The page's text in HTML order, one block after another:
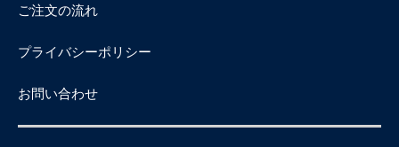
ご注文の流れ
プライバシーポリシー
お問い合わせ